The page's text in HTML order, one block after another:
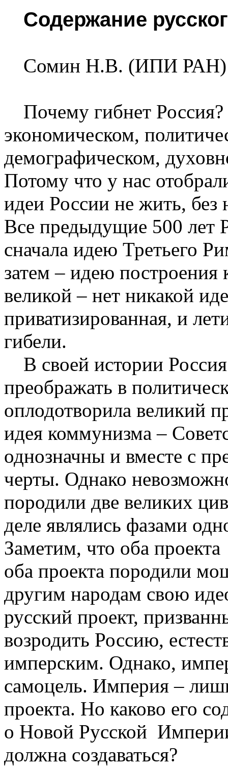
Содержание
Сомин Н.В. (ИПИ РАН)
Почему гибнет
экономическом,
демографическом,
Потому что у нас
идеи России не жить, без
Все предыдущие 500 лет
сначала идею Третьего
затем – идею построения
великой – нет никакой
приватизированная, и
гибели.
В своей истории
преображать в
оплодотворила великий
идея коммунизма –
однозначны и вместе с
черты. Однако
породили две великих
деле являлись фазами
Заметим, что оба проекта
оба проекта породили
другим народам свою
русский проект,
возродить Россию,
имперским. Однако,
самоцель. Империя –
проекта. Но каково его
о Новой Русской
должна создаваться?